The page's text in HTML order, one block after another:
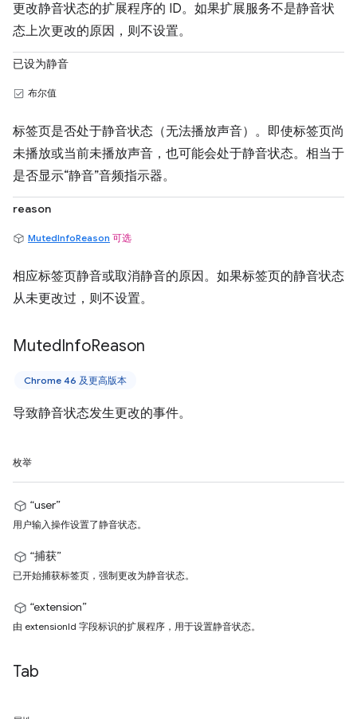
更改静音状态的扩展程序的 ID。如果扩展服务不是静音状
态上次更改的原因，则不设置。
已设为静音
布尔值
标签页是否处于静音状态（无法播放声音）。即使标签页尚
未播放或当前未播放声音，也可能会处于静音状态。相当于
是否显示“静音”音频指示器。
reason
MutedInfoReason 可选
相应标签页静音或取消静音的原因。如果标签页的静音状态
从未更改过，则不设置。
MutedInfoReason
Chrome 46 及更高版本
导致静音状态发生更改的事件。
枚举
“user”
用户输入操作设置了静音状态。
“捕获”
已开始捕获标签页，强制更改为静音状态。
“extension”
由 extensionId 字段标识的扩展程序，用于设置静音状态。
Tab